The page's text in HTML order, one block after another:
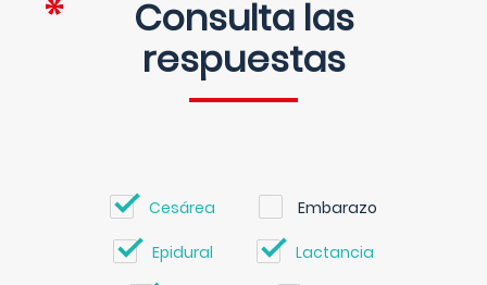
Consulta las
respuestas
Cesárea Embarazo
Epidural Lactancia